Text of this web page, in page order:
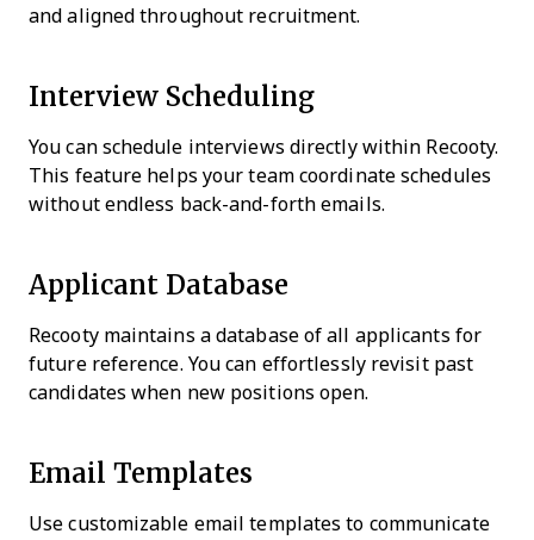
and aligned throughout recruitment.
Interview Scheduling
You can schedule interviews directly within Recooty.
This feature helps your team coordinate schedules
without endless back-and-forth emails.
Applicant Database
Recooty maintains a database of all applicants for
future reference. You can effortlessly revisit past
candidates when new positions open.
Email Templates
Use customizable email templates to communicate